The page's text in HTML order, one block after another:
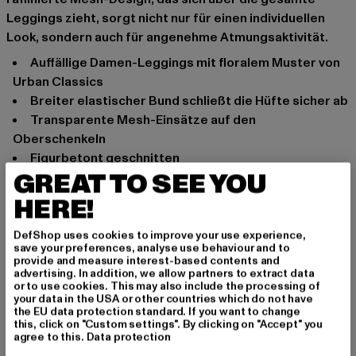
Leggings zieht, sorgt nicht nur für einen individuellen
Look, sondern auch für angenehme Atmungsaktivität.
Auffällige Damen-Leggings mit floralem Muster von
Urban Classics
Breiter elastischer Bund schließt die Hüfte sicher ab
Transparente Mesh-Einsätze auf den
Oberschenkeln
Figurbetont geschnitten
Anlass: Street, Alltag, Bequem, Freizeit, Casual
Marke: Urban Classics
Kat.: Leggings
Farbe: schwarz, weiß
Hersteller Farbe: blackzen
Materialzusammensetzung: 77% Polyester, 23%
Elasthan
Art.Nr: TB4005-03503
GREAT TO SEE YOU
HERE!
DefShop uses cookies to improve your use experience,
save your preferences, analyse use behaviour and to
provide and measure interest-based contents and
advertising. In addition, we allow partners to extract data
or to use cookies. This may also include the processing of
your data in the USA or other countries which do not have
the EU data protection standard. If you want to change
this, click on "Custom settings". By clicking on "Accept" you
agree to this. Data protection